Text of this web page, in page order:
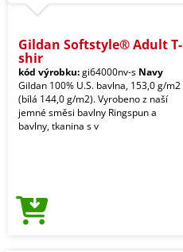
Gildan Softstyle® Adult T-
shir
kód výrobku:gi64000nv-s Navy
Gildan 100% U.S. bavlna, 153,0 g/m2
(bílá 144,0 g/m2). Vyrobeno z naší
jemné směsi bavlny Ringspun a
bavlny, tkanina s v